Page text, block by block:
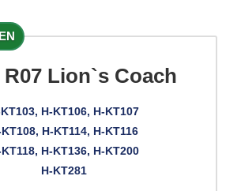
R07 Lion`s Coach
H-KT106, H-KT107
KT108, H-KT114, H-KT116
KT118, H-KT136, H-KT200
H-KT281